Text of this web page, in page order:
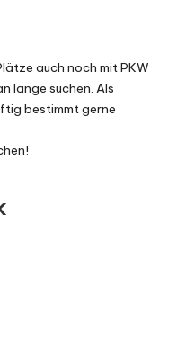
auch noch mit PKW
lange suchen. Als
bestimmt gerne